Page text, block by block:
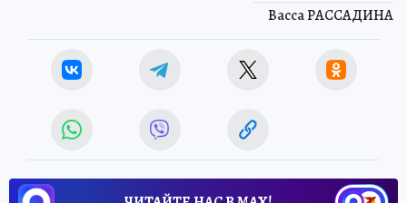
Васса РАССАДИНА